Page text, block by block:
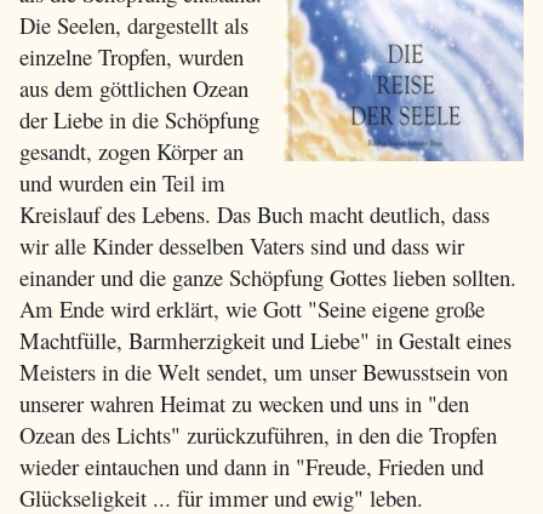
Die Seelen, dargestellt als
einzelne Tropfen, wurden
aus dem göttlichen Ozean
der Liebe in die Schöpfung
gesandt, zogen Körper an
und wurden ein Teil im
Kreislauf des Lebens. Das Buch macht deutlich, dass
wir alle Kinder desselben Vaters sind und dass wir
einander und die ganze Schöpfung Gottes lieben sollten.
Am Ende wird erklärt, wie Gott "Seine eigene große
Machtfülle, Barmherzigkeit und Liebe" in Gestalt eines
Meisters in die Welt sendet, um unser Bewusstsein von
unserer wahren Heimat zu wecken und uns in "den
Ozean des Lichts" zurückzuführen, in den die Tropfen
wieder eintauchen und dann in "Freude, Frieden und
Glückseligkeit ... für immer und ewig" leben.